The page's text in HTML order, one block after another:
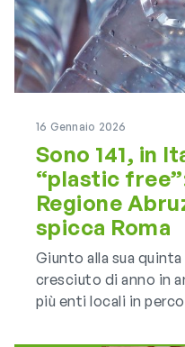
16 Gennaio 2026
Sono 141, in
“plastic
Regione
spicca Roma
Giunto alla sua
cresciuto di anno in
più enti locali in